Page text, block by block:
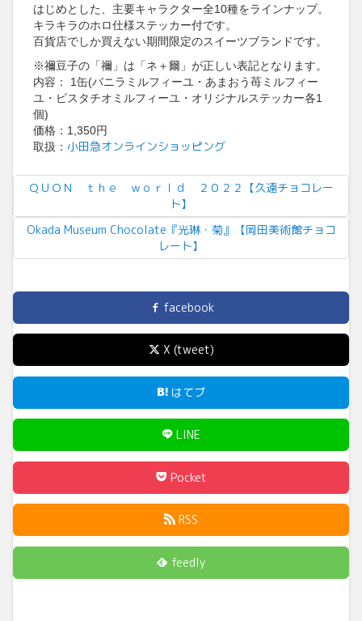
はじめとした、主要キャラクター全10種をラインナップ。
キラキラのホロ仕様ステッカー付です。
百貨店でしか買えない期間限定のスイーツブランドです。
※禰豆子の「禰」は「ネ＋爾」が正しい表記となります。
内容： 1缶(バニラミルフィーユ・あまおう苺ミルフィー
ユ・ピスタチオミルフィーユ・オリジナルステッカー各1
個)
価格：1,350円
取扱： 小田急オンラインショッピング
ＱＵＯＮ ｔｈｅ ｗｏｒｌｄ ２０２２【久遠チョコレー
ト】
Okada Museum Chocolate『光琳・菊』【岡田美術館チョコ
レート】
facebook
X (tweet)
はてブ
LINE
Pocket
RSS
feedly